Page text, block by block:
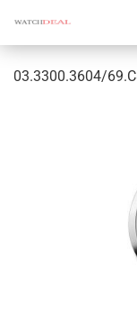
03.3300.3604/